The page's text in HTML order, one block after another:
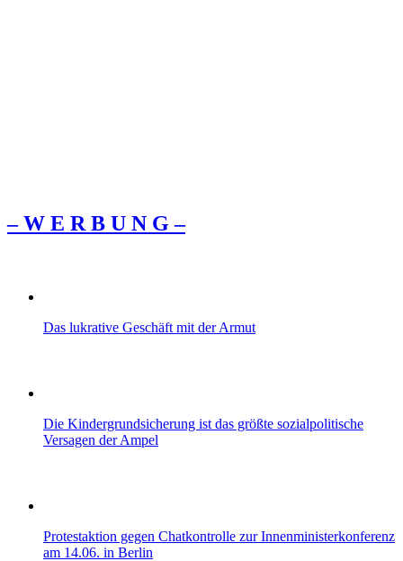
– W Ε R Β U Ν G –
Das lukrative Geschäft mit der Armut
Die Kindergrundsicherung ist das größte sozialpolitische
Versagen der Ampel
Protestaktion gegen Chatkontrolle zur Innenministerkonferenz
am 14.06. in Berlin